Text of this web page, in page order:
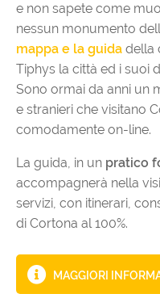
e non sapete come
nessun monumento
mappa e la guida della
Tiphys la città ed i suoi
Sono ormai da anni un
e stranieri che visitano
comodamente on-line.
La guida, in un pratico
accompagnerà nella
servizi, con itinerari,
di Cortona al 100%.
MAGGIORI